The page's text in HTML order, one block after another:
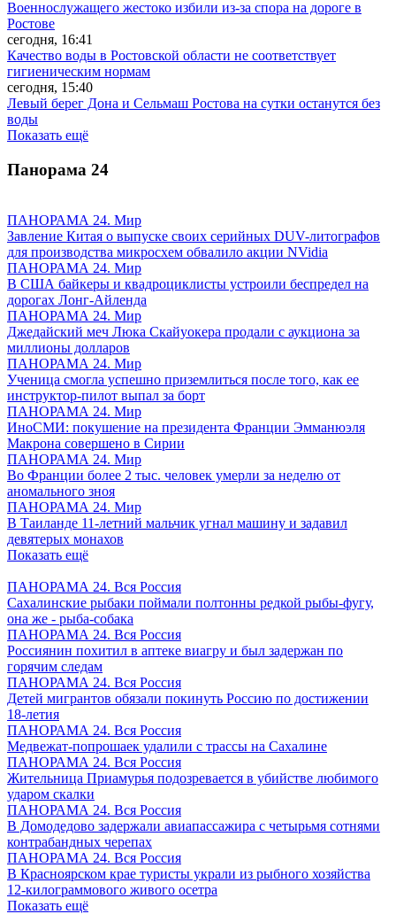
Военнослужащего жестоко избили из-за спора на дороге в
Ростове
сегодня, 16:41
Качество воды в Ростовской области не соответствует
гигиеническим нормам
сегодня, 15:40
Левый берег Дона и Сельмаш Ростова на сутки останутся без
воды
Показать ещё
Панорама 24
ПАНОРАМА 24. Мир
Завление Китая о выпуске своих серийных DUV-литографов
для производства микросхем обвалило акции NVidia
ПАНОРАМА 24. Мир
В США байкеры и квадроциклисты устроили беспредел на
дорогах Лонг-Айленда
ПАНОРАМА 24. Мир
Джедайский меч Люка Скайуокера продали с аукциона за
миллионы долларов
ПАНОРАМА 24. Мир
Ученица смогла успешно приземлиться после того, как ее
инструктор-пилот выпал за борт
ПАНОРАМА 24. Мир
ИноСМИ: покушение на президента Франции Эмманюэля
Макрона совершено в Сирии
ПАНОРАМА 24. Мир
Во Франции более 2 тыс. человек умерли за неделю от
аномального зноя
ПАНОРАМА 24. Мир
В Таиланде 11-летний мальчик угнал машину и задавил
девятерых монахов
Показать ещё
ПАНОРАМА 24. Вся Россия
Сахалинские рыбаки поймали полтонны редкой рыбы-фугу,
она же - рыба-собака
ПАНОРАМА 24. Вся Россия
Россиянин похитил в аптеке виагру и был задержан по
горячим следам
ПАНОРАМА 24. Вся Россия
Детей мигрантов обязали покинуть Россию по достижении
18-летия
ПАНОРАМА 24. Вся Россия
Медвежат-попрошаек удалили с трассы на Сахалине
ПАНОРАМА 24. Вся Россия
Жительница Приамурья подозревается в убийстве любимого
ударом скалки
ПАНОРАМА 24. Вся Россия
В Домодедово задержали авиапассажира с четырьмя сотнями
контрабандных черепах
ПАНОРАМА 24. Вся Россия
В Красноярском крае туристы украли из рыбного хозяйства
12-килограммового живого осетра
Показать ещё